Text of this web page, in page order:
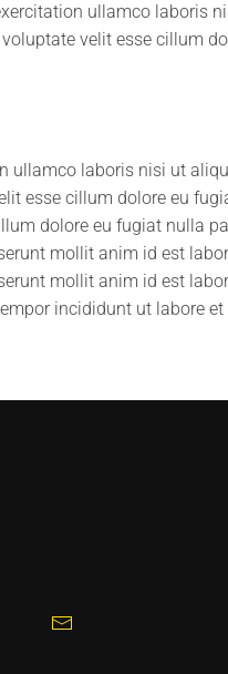
ullamco laboris
velit esse cillum
ullamco laboris nisi ut
esse cillum dolore eu
dolore eu fugiat nulla
mollit anim id est
mollit anim id est
incididunt ut labore